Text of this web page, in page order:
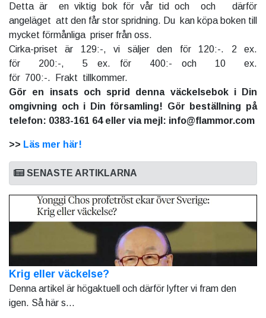
Detta är en viktig bok för vår tid och och därför
angeläget att den får stor spridning. Du kan köpa boken till
mycket förmånliga priser från oss.
Cirka-priset är 129:-, vi säljer den för 120:-. 2 ex.
för 200:-, 5 ex. för 400:- och 10 ex.
för 700:-. Frakt tillkommer.
Gör en insats och sprid denna väckelsebok i Din
omgivning och i Din församling! Gör beställning på
telefon: 0383-161 64 eller via mejl: info@flammor.com
>> Läs mer här!
SENASTE ARTIKLARNA
Krig eller väckelse?
Denna artikel är högaktuell och därför lyfter vi fram den
igen. Så här s...